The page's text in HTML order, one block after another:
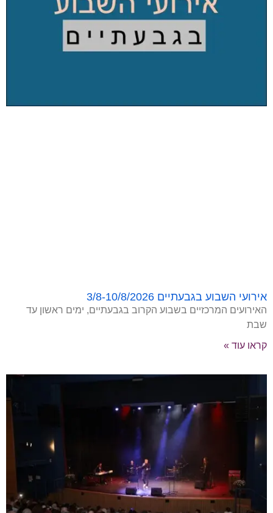
אירועי השבוע בגבעתיים 3/8-10/8/2026
האירועים המרכזיים בשבוע הקרוב בגבעתיים, ימים ראשון עד
שבת
קראו עוד »